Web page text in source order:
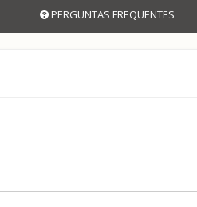
PERGUNTAS FREQUENTES